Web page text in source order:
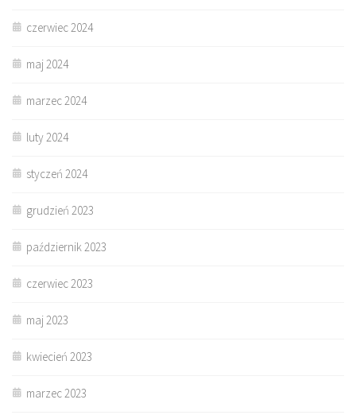
czerwiec 2024
maj 2024
marzec 2024
luty 2024
styczeń 2024
grudzień 2023
październik 2023
czerwiec 2023
maj 2023
kwiecień 2023
marzec 2023